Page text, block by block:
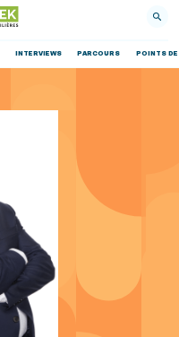
INTERVIEWS PARCOURS POINTS DE